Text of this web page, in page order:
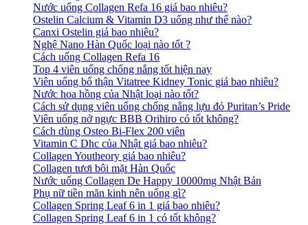
Nước uống Collagen Refa 16 giá bao nhiêu?
Ostelin Calcium & Vitamin D3 uống như thế nào?
Canxi Ostelin giá bao nhiêu?
Nghệ Nano Hàn Quốc loại nào tốt ?
Cách uống Collagen Refa 16
Top 4 viên uống chống nắng tốt hiện nay
Viên uống bổ thận Vitatree Kidney Tonic giá bao nhiêu?
Nước hoa hồng của Nhật loại nào tốt?
Cách sử dụng viên uống chống nắng lựu đỏ Puritan’s Pride
Viên uống nở ngực BBB Orihiro có tốt không?
Cách dùng Osteo Bi-Flex 200 viên
Vitamin C Dhc của Nhật giá bao nhiêu?
Collagen Youtheory giá bao nhiêu?
Collagen tươi bôi mặt Hàn Quốc
Nước uống Collagen De Happy 10000mg Nhật Bản
Phụ nữ tiền mãn kinh nên uống gì?
Collagen Spring Leaf 6 in 1 giá bao nhiêu?
Collagen Spring Leaf 6 in 1 có tốt không?